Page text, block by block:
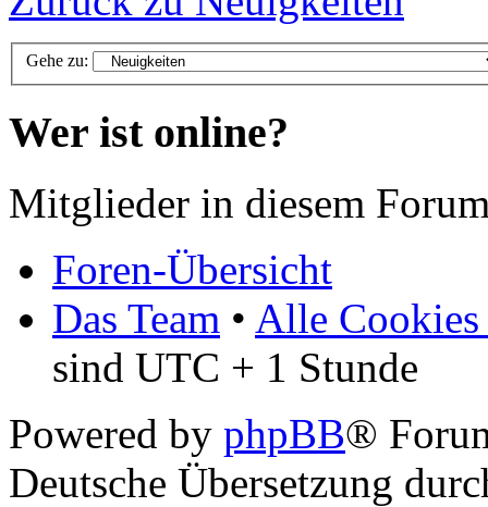
Gehe zu:
Wer ist online?
Mitglieder in diesem
Foren-Übersicht
Das Team • Alle Cookies
sind UTC + 1 Stunde
Powered by phpBB®
Deutsche Übersetzung